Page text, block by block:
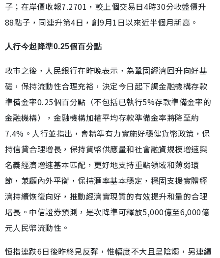
子；在岸價收報7.2701，較上個交易日4時30分收盤價升
88點子，同連升第4日，創9月1日以來近半個月新高。
人行今起降準0.25個百分點
收市之後，人民銀行在昨晚表示，為鞏固經濟回升向好基
礎，保持流動性合理充裕，決定今日起下調金融機構存款
準備金率0.25個百分點（不包括已執行5%存款準備金率的
金融機構），金融機構加權平均存款準備金率將降至約
7.4%。人行並指出，會精準有力實施好穩健貨幣政策，保
持信貸合理增長，保持貨幣供應量和社會融資規模增速與
名義經濟增速基本匹配，更好地支持重點領域和薄弱環
節，兼顧內外平衡，保持滙率基本穩定，穩固支援實體經
濟持續恢復向好，推動經濟實現質的有效提升和量的合理
增長。中信證券預測，是次降準可釋放5,000億至6,000億
元人民幣流動性。
恒指連跌6日後昨終見反彈，惟幅度不大且呈陰燭，另連續